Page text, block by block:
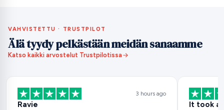
VAHVISTETTU · TRUSTPILOT
Älä tyydy pelkästään meidän sanaamme
Katso kaikki arvostelut Trustpilotissa
3 hours ago
Ravie It took